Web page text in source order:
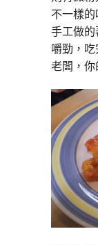
不一樣
手工做
嚼勁，
老闆，你